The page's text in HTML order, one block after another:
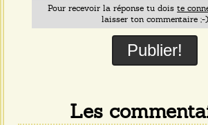
Pour recevoir la réponse tu doiste
laisser ton commentaire ;-)
Les